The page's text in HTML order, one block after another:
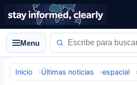
Menu
Inicio Últimas noticias espacial